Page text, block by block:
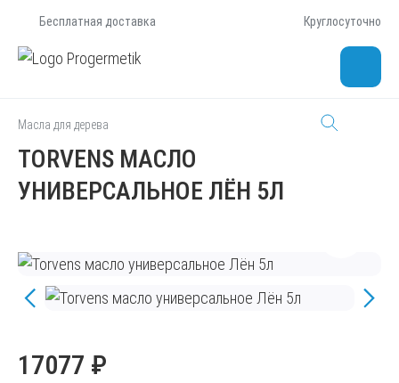
Бесплатная доставка Круглосуточно
Масла для дерева
TORVENS МАСЛО
УНИВЕРСАЛЬНОЕ ЛЁН 5Л
17077 ₽